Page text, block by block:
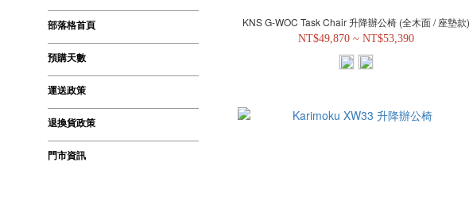
部落格首頁
預購天數
運送政策
退換貨政策
門市資訊
KNS G-WOC Task Chair 升降辦公椅 (全木面 / 座墊款)
NT$49,870 ~ NT$53,390